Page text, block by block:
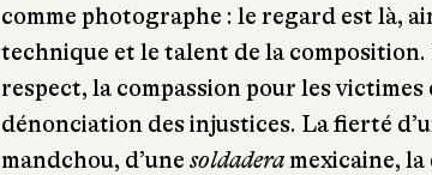
comme photographe : le regard est là,
technique et le talent de la
respect, la compassion pour les victimes
dénonciation des injustices. La fierté
mandchou, d’une soldaderamexicaine,